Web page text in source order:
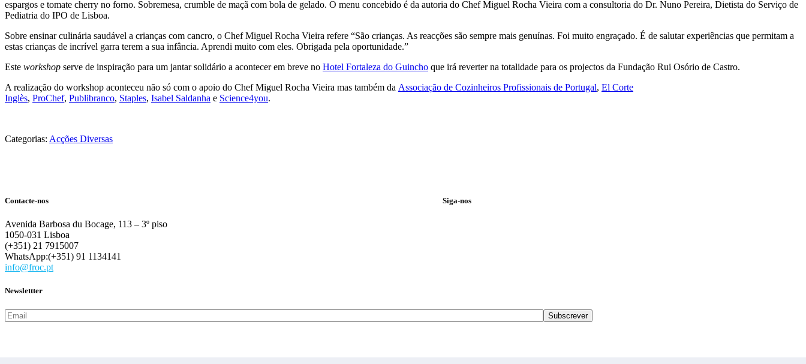
espargos e tomate cherry no forno. Sobremesa, crumble de maçã com bola de gelado. O menu concebido é da autoria do Chef Miguel Rocha Vieira com a consultoria do Dr. Nuno Pereira, Dietista do Serviço de
Pediatria do IPO de Lisboa.
Sobre ensinar culinária saudável a crianças com cancro, o Chef Miguel Rocha Vieira refere “São crianças. As reacções são sempre mais genuínas. Foi muito engraçado. É de salutar experiências que permitam a
estas crianças de incrível garra terem a sua infância. Aprendi muito com eles. Obrigada pela oportunidade.”
Este workshop serve de inspiração para um jantar solidário a acontecer em breve no Hotel Fortaleza do Guincho que irá reverter na totalidade para os projectos da Fundação Rui Osório de Castro.
A realização do workshop aconteceu não só com o apoio do Chef Miguel Rocha Vieira mas também da Associação de Cozinheiros Profissionais de Portugal, El Corte
Inglès, ProChef, Publibranco, Staples, Isabel Saldanha e Science4you.
Categorias: Acções Diversas
Contacte-nos
Avenida Barbosa du Bocage, 113 – 3º piso
1050-031 Lisboa
(+351) 21 7915007
WhatsApp:(+351) 91 1134141
info@froc.pt
Siga-nos
Newslettter